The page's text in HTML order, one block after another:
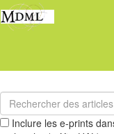
Inclure les e-prints